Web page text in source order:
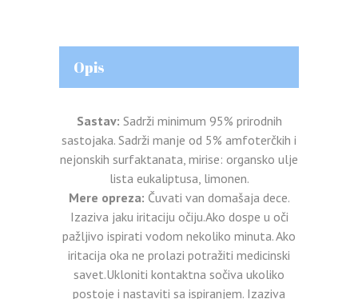
Opis
Sastav: Sadrži minimum 95% prirodnih
sastojaka. Sadrži manje od 5% amfoterčkih i
nejonskih surfaktanata, mirise: organsko ulje
lista eukaliptusa, limonen.
Mere opreza: Čuvati van domašaja dece.
Izaziva jaku iritaciju očiju.Ako dospe u oči
pažljivo ispirati vodom nekoliko minuta. Ako
iritacija oka ne prolazi potražiti medicinski
savet.Ukloniti kontaktna sočiva ukoliko
postoje i nastaviti sa ispiranjem. Izaziva